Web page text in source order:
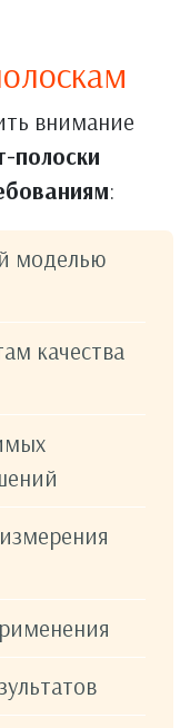
внимание
полоски
:
моделью
качества